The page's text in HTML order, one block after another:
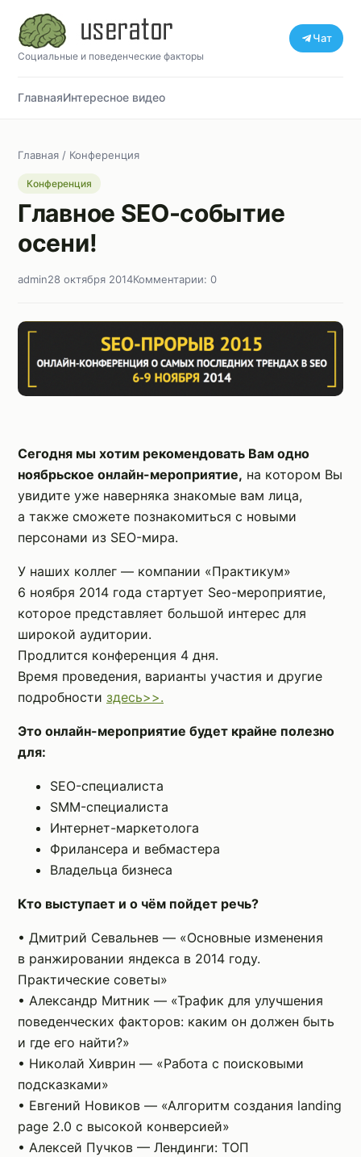
Социальные и поведенческие факторы
Чат
ГлавнаяИнтересное видео
Главная / Конференция
Конференция
Главное SEO-событие
осени!
admin28 октября 2014Комментарии: 0
Сегодня мы хотим рекомендовать Вам одно
ноябрьское онлайн-мероприятие, на котором Вы
увидите уже наверняка знакомые вам лица,
а также сможете познакомиться с новыми
персонами из SEO-мира.
У наших коллег — компании «Практикум»
6 ноября 2014 года стартует Seo-мероприятие,
которое представляет большой интерес для
широкой аудитории.
Продлится конференция 4 дня.
Время проведения, варианты участия и другие
подробности здесь>>.
Это онлайн-мероприятие будет крайне полезно
для:
SEO-специалиста
SMM-специалиста
Интернет-маркетолога
Фрилансера и вебмастера
Владельца бизнеса
Кто выступает и о чём пойдет речь?
• Дмитрий Севальнев — «Основные изменения
в ранжировании яндекса в 2014 году.
Практические советы»
• Александр Митник — «Трафик для улучшения
поведенческих факторов: каким он должен быть
и где его найти?»
• Николай Хиврин — «Работа с поисковыми
подсказками»
• Евгений Новиков — «Алгоритм создания landing
page 2.0 с высокой конверсией»
• Алексей Пучков — Лендинги: ТОП